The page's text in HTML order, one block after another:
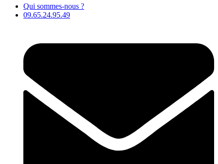
Qui sommes-nous ?
09.65.24.95.49